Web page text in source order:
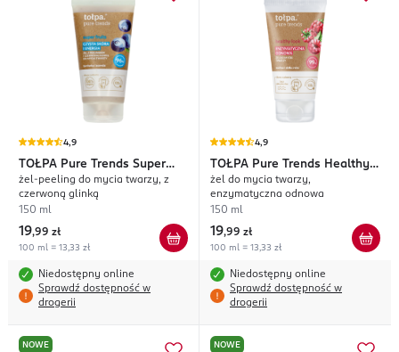
4,9
TOŁPA Pure Trends Super
Fruits
żel-peeling do mycia twarzy, z
czerwoną glinką
150 ml
19,99 zł
100 ml = 13,33 zł
Niedostępny online
Sprawdź dostępność w
drogerii
4,9
TOŁPA Pure Trends Healthy
Look
żel do mycia twarzy,
enzymatyczna odnowa
150 ml
19,99 zł
100 ml = 13,33 zł
Niedostępny online
Sprawdź dostępność w
drogerii
NOWE NOWE